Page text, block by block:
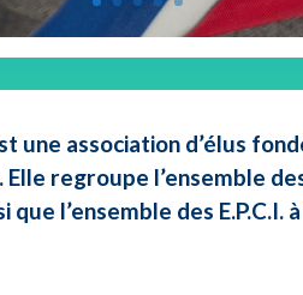
une association d’élus
Elle regroupe l’ensemble
que l’ensemble des